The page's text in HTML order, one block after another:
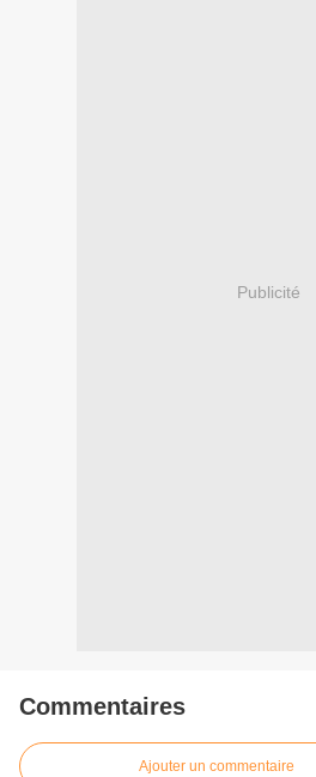
Publicité
Commentaires
Ajouter un commentaire